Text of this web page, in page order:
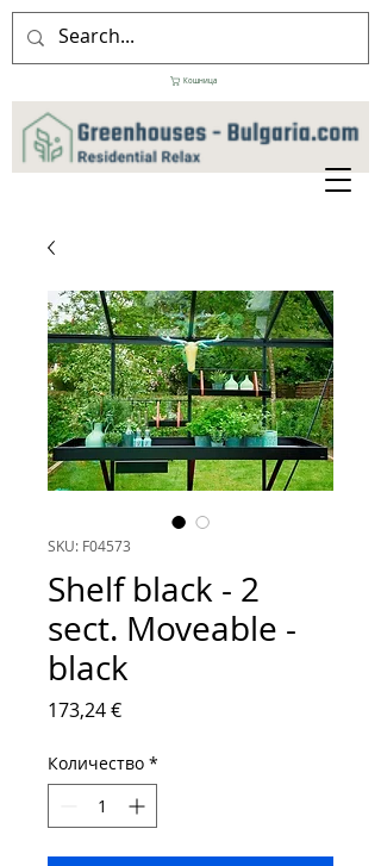
Кошница
SKU: F04573
Shelf black - 2
sect. Moveable -
black
173,24 €Цена
Количество *